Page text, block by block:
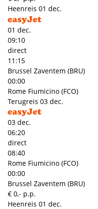
Heenreis 01 dec.
01 dec.
09:10
direct
11:15
Brussel Zaventem (BRU)
00:00
Rome Fiumicino (FCO)
Terugreis 03 dec.
03 dec.
06:20
direct
08:40
Rome Fiumicino (FCO)
00:00
Brussel Zaventem (BRU)
€ 0,- p.p.
Heenreis 01 dec.